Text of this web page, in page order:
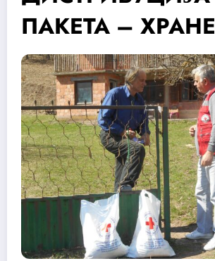
ПАКЕТА – ХРАНЕ